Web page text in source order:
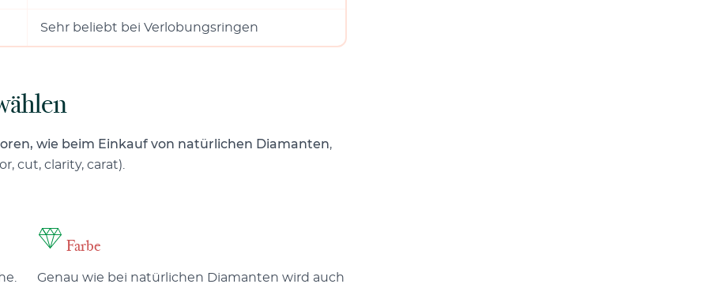
Sehr beliebt bei Verlobungsringen
wie beim Einkauf von natürlichen Diamanten,
cut, clarity, carat).
Farbe
Genau wie bei natürlichen Diamanten wird auch